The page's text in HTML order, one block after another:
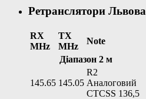
Ретранслятори Львова
RX
MHz
TX
MHz
Note
Діапазон 2 м
145.65 145.05
R2
Аналоговий
CTCSS 136,5